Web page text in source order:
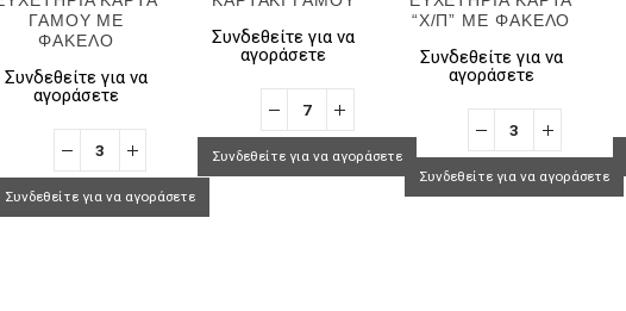
ΓΑΜΟΥ ΜΕ
ΦΑΚΕΛΟ
Συνδεθείτε για να
αγοράσετε
Συνδεθείτε για να αγοράσετε
Συνδεθείτε για να
αγοράσετε
Συνδεθείτε για να αγοράσετε
“Χ/Π” ΜΕ ΦΑΚΕΛΟ
Συνδεθείτε για να
αγοράσετε
Συνδεθείτε για να αγοράσετε